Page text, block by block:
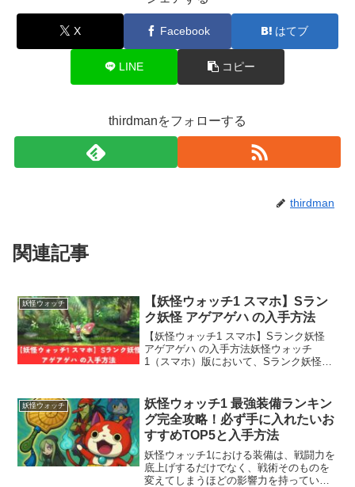
X Facebook はてブ
LINE コピー
thirdmanをフォローする
thirdman
関連記事
妖怪ウォッチ
【妖怪ウォッチ1 スマホ】Sラン
ク妖怪 アゲアゲハ の入手方法
【妖怪ウォッチ1 スマホ】Sランク妖怪
アゲアゲハ の入手方法妖怪ウォッチ
1（スマホ）版において、Sランク妖怪
手難易度は高く、通常のプレイではなか
なか仲間になりにくい妖...
妖怪ウォッチ
妖怪ウォッチ1 最強装備ランキン
グ完全攻略！必ず手に入れたいお
すすめTOP5と入手方法
妖怪ウォッチ1における装備は、戦闘力を
底上げするだけでなく、戦術そのものを
変えてしまうほどの影響力を持っていま